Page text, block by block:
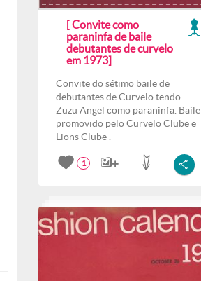
[ Convite como
paraninfa de baile
debutantes de curvelo
em 1973]
Convite do sétimo baile de
debutantes de Curvelo tendo
Zuzu Angel como paraninfa. Baile
promovido pelo Curvelo Clube e
Lions Clube .
1